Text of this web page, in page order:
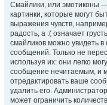
Смайлики, или эмотиконы
картинки, которые могут
выражения чувств,
радость, а :( означает
смайликов можно увидеть
сообщений. Только не
используя их: они легко
сообщение нечитаемым, и
отредактировать ваше
удалить его.
может ограничить